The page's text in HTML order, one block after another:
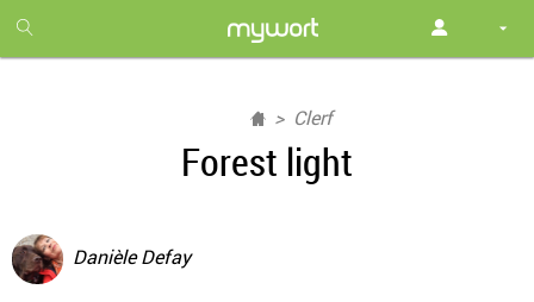
month
free
Clerf
Forest light
Danièle Defay